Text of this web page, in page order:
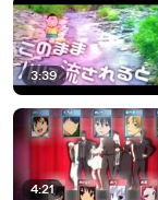
3:39
4:21